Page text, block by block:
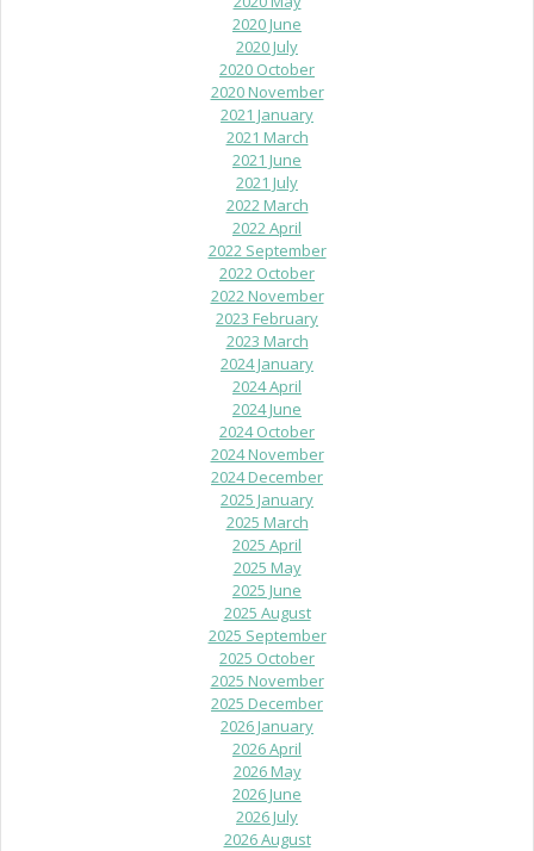
2020 June
2020 July
2020 October
2020 November
2021 January
2021 March
2021 June
2021 July
2022 March
2022 April
2022 September
2022 October
2022 November
2023 February
2023 March
2024 January
2024 April
2024 June
2024 October
2024 November
2024 December
2025 January
2025 March
2025 April
2025 May
2025 June
2025 August
2025 September
2025 October
2025 November
2025 December
2026 January
2026 April
2026 May
2026 June
2026 July
2026 August